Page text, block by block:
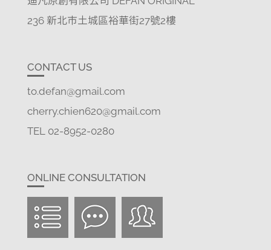
236 新北市土城區裕華街27號2樓
CONTACT US
to.defan@gmail.com
cherry.chien620@gmail.com
TEL 02-8952-0280
ONLINE CONSULTATION